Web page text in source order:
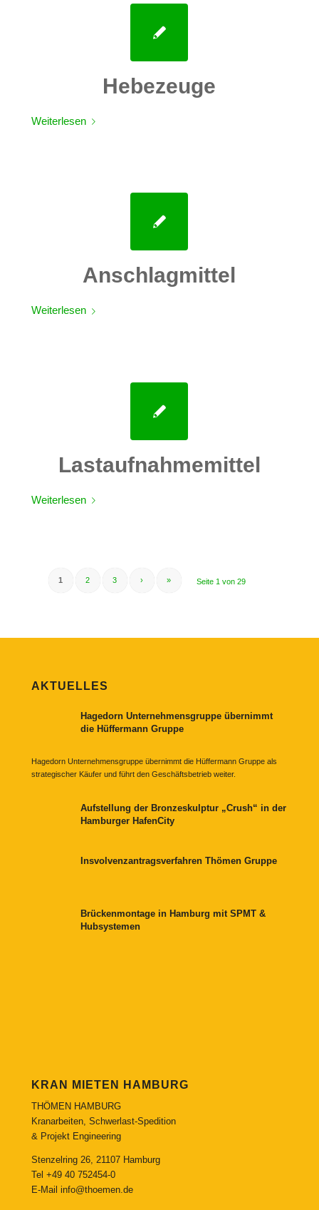
Hebezeuge
Weiterlesen
Anschlagmittel
Weiterlesen
Lastaufnahmemittel
Weiterlesen
Seite 1 von 29
1 2 3 › »
AKTUELLES
Hagedorn Unternehmensgruppe übernimmt
die Hüffermann Gruppe
Hagedorn Unternehmensgruppe übernimmt die Hüffermann Gruppe als
strategischer Käufer und führt den Geschäftsbetrieb weiter.
Aufstellung der Bronzeskulptur „Crush“ in der
Hamburger HafenCity
Insvolvenzantragsverfahren Thömen Gruppe
Brückenmontage in Hamburg mit SPMT &
Hubsystemen
KRAN MIETEN HAMBURG
THÖMEN HAMBURG
Kranarbeiten, Schwerlast-Spedition
& Projekt Engineering
Stenzelring 26, 21107 Hamburg
Tel +49 40 752454-0
E-Mail info@thoemen.de